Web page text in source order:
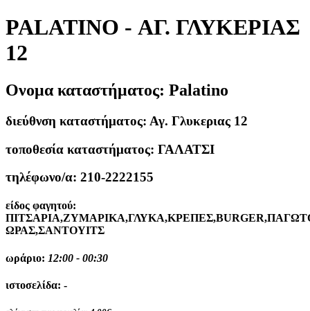
PALATINO - ΑΓ. ΓΛΥΚΕΡΙΑΣ
12
Ονομα καταστήματος: Palatino
διεύθνση καταστήματος: Αγ. Γλυκεριας 12
τοποθεσία καταστήματος: ΓΑΛΑΤΣΙ
τηλέφωνο/α: 210-2222155
είδος φαγητού:
ΩΡΑΣ,ΣΑΝΤΟΥΙΤΣ
ωράριο: 12:00 - 00:30
ιστοσελίδα: -